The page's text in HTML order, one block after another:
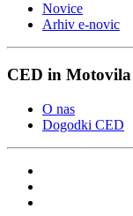
Novice
Arhiv e-novic
CED in Motovila
O nas
Dogodki CED